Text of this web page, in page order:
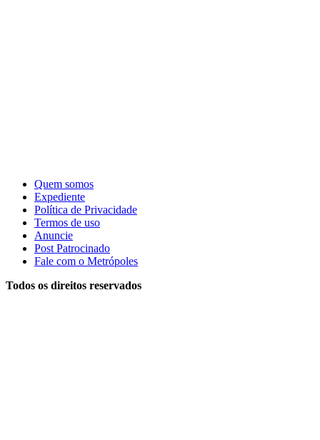
Quem somos
Expediente
Política de Privacidade
Termos de uso
Anuncie
Post Patrocinado
Fale com o Metrópoles
Todos os direitos reservados